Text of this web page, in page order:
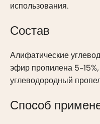
использования.
Состав
Алифатические
эфир пропилена 5-
углеводородный
Способ